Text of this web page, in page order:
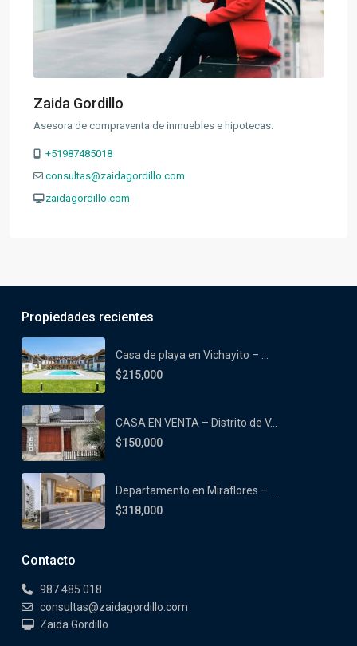
Zaida Gordillo
Asesora de compraventa de inmuebles e hipotecas.
+51987485018
consultas@zaidagordillo.com
zaidagordillo.com
Propiedades recientes
Casa de playa en Vichayito – ...
$215,000
CASA EN VENTA – Distrito de V...
$150,000
Departamento en Miraflores – ...
$318,000
Contacto
987 485 018
consultas@zaidagordillo.com
Zaida Gordillo